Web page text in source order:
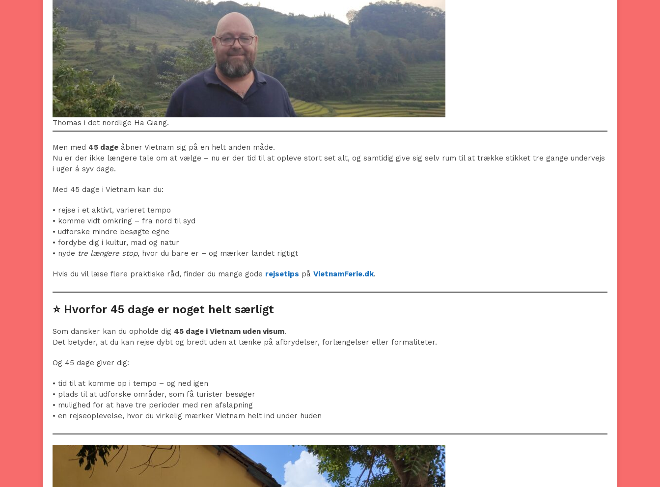
Thomas i det nordlige Ha Giang.
Men med 45 dage åbner Vietnam sig på en helt anden måde.
Nu er der ikke længere tale om at vælge – nu er der tid til at opleve stort set alt, og samtidig give sig selv rum til at trække stikket tre gange undervejs
i uger á syv dage.
Med 45 dage i Vietnam kan du:
• rejse i et aktivt, varieret tempo
• komme vidt omkring – fra nord til syd
• udforske mindre besøgte egne
• fordybe dig i kultur, mad og natur
• nyde tre længere stop, hvor du bare er – og mærker landet rigtigt
Hvis du vil læse flere praktiske råd, finder du mange gode rejsetips på VietnamFerie.dk.
⭐ Hvorfor 45 dage er noget helt særligt
Som dansker kan du opholde dig 45 dage i Vietnam uden visum.
Det betyder, at du kan rejse dybt og bredt uden at tænke på afbrydelser, forlængelser eller formaliteter.
Og 45 dage giver dig:
• tid til at komme op i tempo – og ned igen
• plads til at udforske områder, som få turister besøger
• mulighed for at have tre perioder med ren afslapning
• en rejseoplevelse, hvor du virkelig mærker Vietnam helt ind under huden